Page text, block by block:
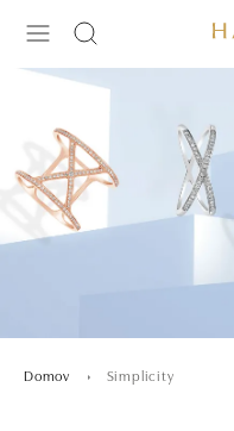
Domov Simplicity